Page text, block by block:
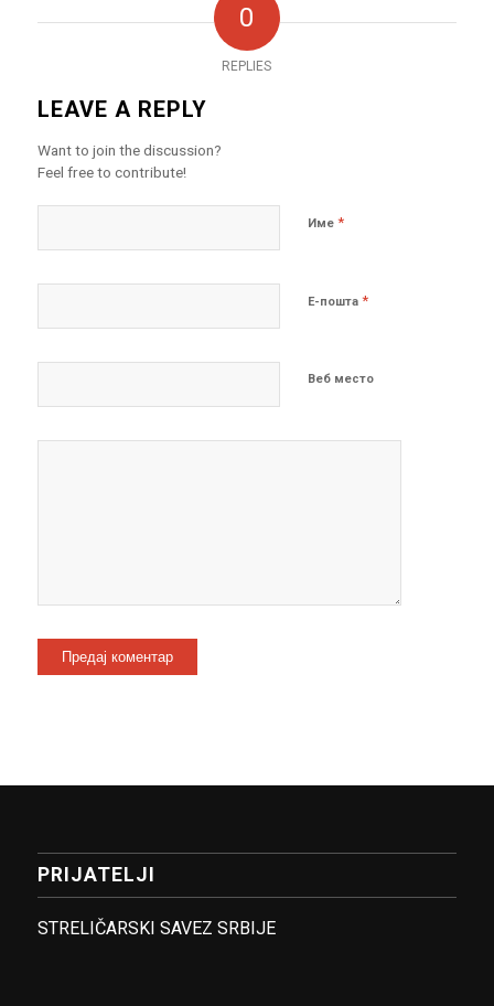
0
REPLIES
LEAVE A REPLY
Want to join the discussion?
Feel free to contribute!
Име *
Е-пошта *
Веб место
PRIJATELJI
STRELIČARSKI SAVEZ SRBIJE